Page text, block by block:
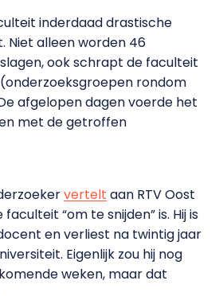
inderdaad drastische
alleen worden 46
ook schrapt de faculteit
rondom
afgelopen dagen voerde het
met de getroffen
vertelt aan RTV Oost
“om te snijden” is. Hij is
en verliest na twintig jaar
Eigenlijk zou hij nog
weken, maar dat